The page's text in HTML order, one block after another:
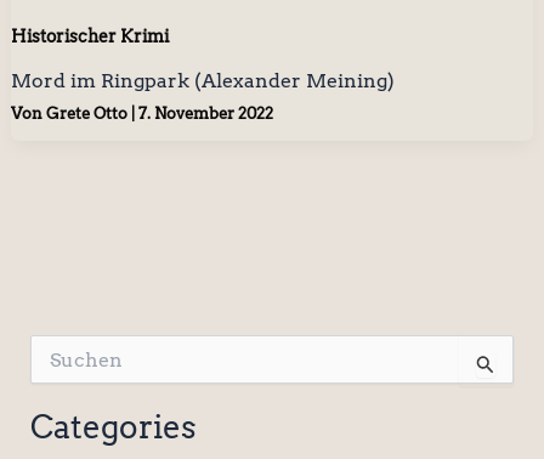
Historischer Krimi
Mord im Ringpark (Alexander Meining)
Von Grete Otto 7. November 2022
u
c
h
Categories